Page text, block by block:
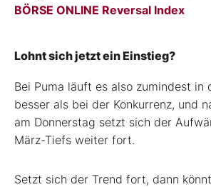
BÖRSE ONLINE Reversal Index
Lohnt sich jetzt ein Einstieg?
Bei Puma läuft es also zumindest in
besser als bei der Konkurrenz, und
am Donnerstag setzt sich der
März-Tiefs weiter fort.
Setzt sich der Trend fort, dann